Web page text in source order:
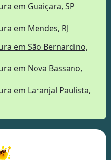
em Guaiçara, SP
em Mendes, RJ
em São Bernardino,
em Nova Bassano,
em Laranjal Paulista,